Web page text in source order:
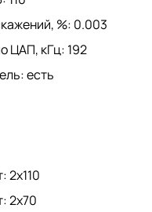
%: 0.003
ЦАП, кГц: 192
есть
2х110
2х70